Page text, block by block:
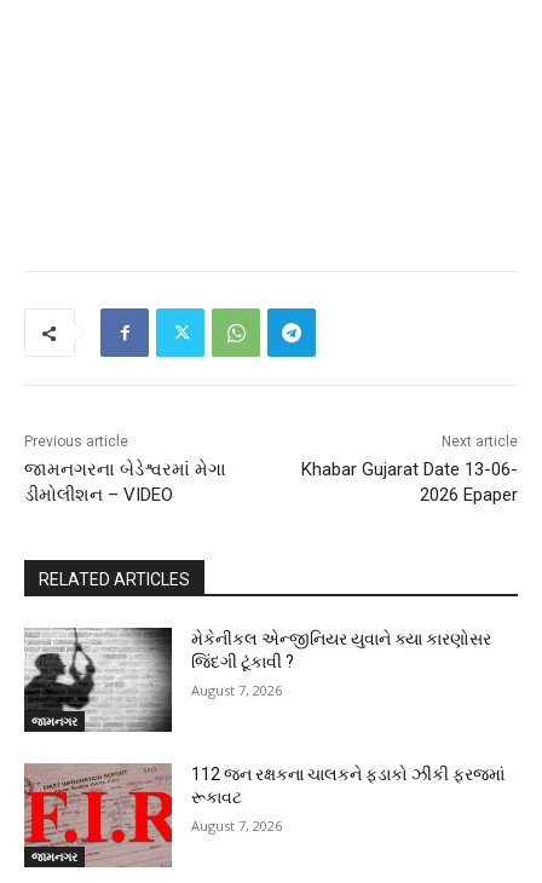
Previous article
જામનગરના બેડેશ્વરમાં મેગા
ડીમોલીશન – VIDEO
Next article
Khabar Gujarat Date 13-06-
2026 Epaper
RELATED ARTICLES
જામનગર
મેકેનીકલ એન્જીનિયર યુવાને ક્યા કારણોસર
જિંદગી ટૂંકાવી ?
August 7, 2026
જામનગર
112 જન રક્ષકના ચાલકને ફડાકો ઝીંકી ફરજમાં
રૂકાવટ
August 7, 2026